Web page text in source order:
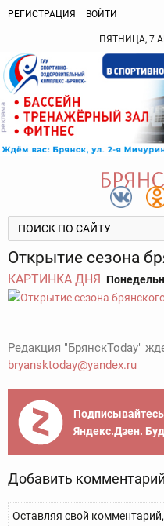
РЕГИСТРАЦИЯ ВОЙТИ
ПЯТНИЦА, 7
Открытие сезона
КАРТИНКА ДНЯ
Редакция "БрянскToday"
bryansktoday@yandex.ru
Яндекс.Дзен.
Добавить комментарий
Оставляя свой